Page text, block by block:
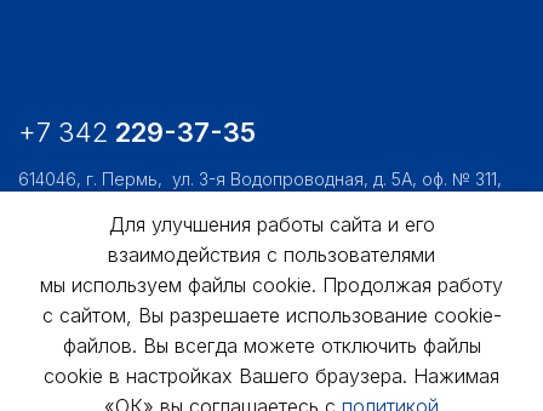
+7 342 229-37-35
614046, г. Пермь, ул. 3-я Водопроводная, д. 5А, оф. № 311,
usk@usk.perm.ru
Обратная связь
Для улучшения работы сайта и его
взаимодействия с пользователями
мы используем файлы cookie. Продолжая работу
с сайтом, Вы разрешаете использование cookie-
файлов. Вы всегда можете отключить файлы
cookie в настройках Вашего браузера. Нажимая
«ОК» вы соглашаетесь с политикой